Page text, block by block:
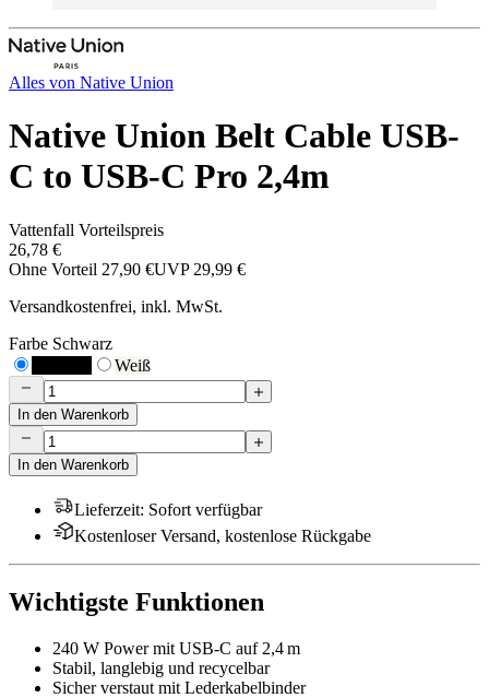
Alles von Native Union
Native Union Belt Cable USB-
C to USB-C Pro 2,4m
Vattenfall Vorteilspreis
26,78 €
Ohne Vorteil 27,90 €UVP 29,99 €
Versandkostenfrei, inkl. MwSt.
Farbe Schwarz
Weiß
In den Warenkorb
In den Warenkorb
Lieferzeit: Sofort verfügbar
Kostenloser Versand, kostenlose Rückgabe
Wichtigste Funktionen
240 W Power mit USB-C auf 2,4 m
Stabil, langlebig und recycelbar
Sicher verstaut mit Lederkabelbinder